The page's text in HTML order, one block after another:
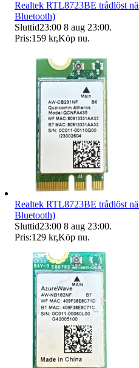
Realtek RTL8723BE trådlöst
Bluetooth)
Sluttid23:00 8 aug 23:00.
Pris:159 kr,Köp nu.
Realtek RTL8723BE trådlöst
Bluetooth)
Sluttid23:00 8 aug 23:00.
Pris:129 kr,Köp nu.